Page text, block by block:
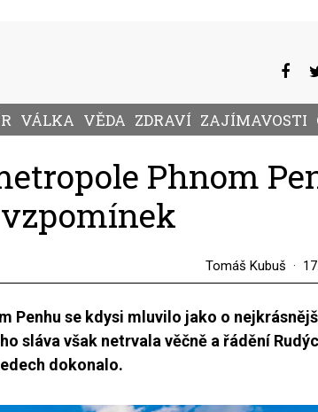
VÁLKA VĚDA ZDRAVÍ ZAJÍMAVOSTI
Phnom
Tomáš Kubuš
Penhu se kdysi mluvilo jako o
sláva však netrvala věčně a řádění
dokonalo.